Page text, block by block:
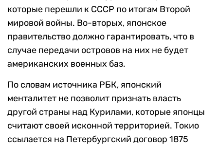
которые перешли к СССР по итогам Второй
мировой войны. Во-вторых, японское
правительство должно гарантировать, что в
случае передачи островов на них не будет
американских военных баз.
По словам источника РБК, японский
менталитет не позволит признать власть
другой страны над Курилами, которые японцы
считают своей исконной территорией. Токио
ссылается на Петербургский договор 1875